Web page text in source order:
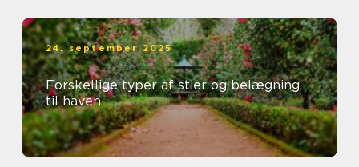
24. september 2025
Forskellige typer af stier og belægning
til haven